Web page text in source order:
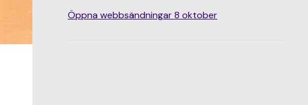
Öppna webbsändningar 8 oktober